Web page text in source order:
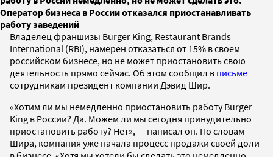
Оператор бизнеса в России отказался приостанавливать
работу заведений
Владелец франшизы Burger King, Restaurant Brands
International (RBI), намерен отказаться от 15% в своем
российском бизнесе, но не может приостановить свою
деятельность прямо сейчас. Об этом сообщил в письме
сотрудникам президент компании Дэвид Шир.
«Хотим ли мы немедленно приостановить работу Burger
King в России? Да. Можем ли мы сегодня принудительно
приостановить работу? Нет», — написал он. По словам
Шира, компания уже начала процесс продажи своей доли